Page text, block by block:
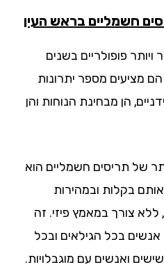
בראש העין
פופולריים בשנים
מספר יתרונות
הן מבחינת הנוחות והן
תריסים חשמליים הוא
בקלות ובמהירות
במאמץ פיזי. זה
בכל הגילאים ובכל
ואנשים עם מוגבלויות.